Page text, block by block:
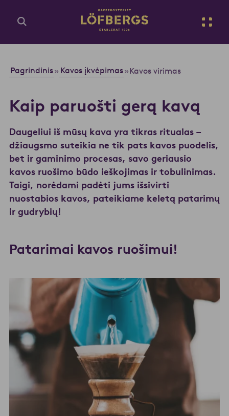
Eiti į pagrindinį turinį
Lt
Įveskite paieškos užklausą...
Pagrindinis» Kavos įkvėpimas»Kavos virimas
Kaip paruošti gerą kavą
Daugeliui iš mūsų kava yra tikras ritualas –
džiaugsmo suteikia ne tik pats kavos puodelis,
bet ir gaminimo procesas, savo geriausio
kavos ruošimo būdo ieškojimas ir tobulinimas.
Taigi, norėdami padėti jums išsivirti
nuostabios kavos, pateikiame keletą patarimų
ir gudrybių!
Patarimai kavos ruošimui!​